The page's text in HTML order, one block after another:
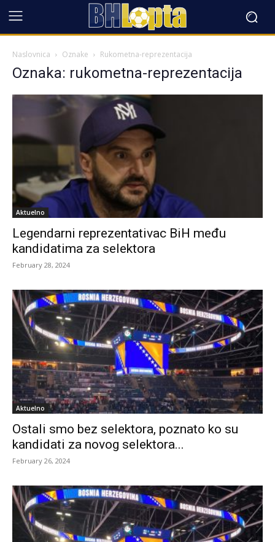
Naslovnica Oznake Rukometna-reprezentacija
Oznaka: rukometna-reprezentacija
Aktuelno
Legendarni reprezentativac BiH među
kandidatima za selektora
February 28, 2024
Aktuelno
Ostali smo bez selektora, poznato ko su
kandidati za novog selektora...
February 26, 2024